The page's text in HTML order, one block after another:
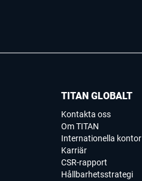
TITAN GLOBALT
Kontakta oss
Om TITAN
Internationella kontor
Karriär
CSR-rapport
Hållbarhetsstrategi